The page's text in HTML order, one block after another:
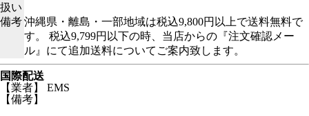
扱い
備考沖縄県・離島・一部地域は税込9,800円以上で送料無料で
す。 税込9,799円以下の時、当店からの『注文確認メー
ル』にて追加送料についてご案内致します。
国際配送
【業者】 EMS
【備考】